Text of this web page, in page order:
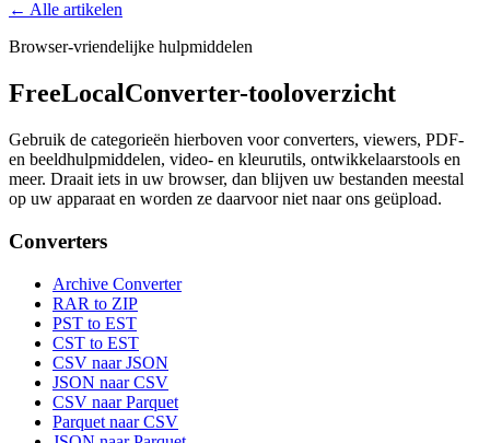
← Alle artikelen
Browser-vriendelijke hulpmiddelen
FreeLocalConverter-tooloverzicht
Gebruik de categorieën hierboven voor converters, viewers, PDF-
en beeldhulpmiddelen, video- en kleurutils, ontwikkelaarstools en
meer. Draait iets in uw browser, dan blijven uw bestanden meestal
op uw apparaat en worden ze daarvoor niet naar ons geüpload.
Converters
Archive Converter
RAR to ZIP
PST to EST
CST to EST
CSV naar JSON
JSON naar CSV
CSV naar Parquet
Parquet naar CSV